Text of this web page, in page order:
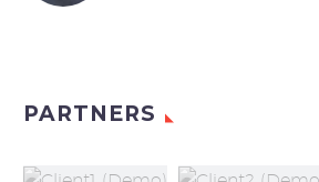
PARTNERS